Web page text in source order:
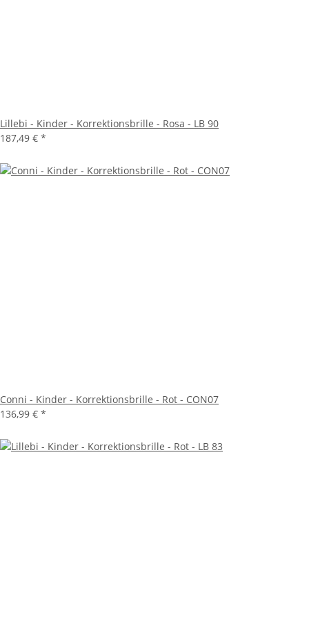
Lillebi - Kinder - Korrektionsbrille - Rosa - LB 90
187,49 € *
Conni - Kinder - Korrektionsbrille - Rot - CON07
136,99 € *